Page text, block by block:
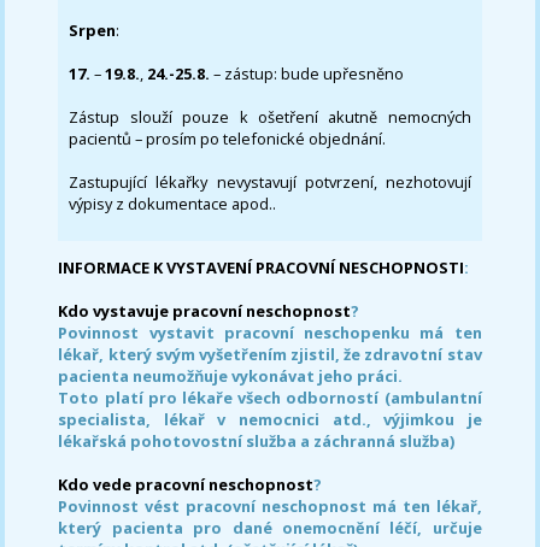
Srpen:
17. –19.8., 24.-25.8. – zástup: bude upřesněno
Zástup slouží pouze k ošetření akutně nemocných
pacientů – prosím po telefonické objednání.
Zastupující lékařky nevystavují potvrzení, nezhotovují
výpisy z dokumentace apod..
INFORMACE K VYSTAVENÍ PRACOVNÍ NESCHOPNOSTI:
Kdo vystavuje pracovní neschopnost?
Povinnost vystavit pracovní neschopenku má ten
lékař, který svým vyšetřením zjistil, že zdravotní stav
pacienta neumožňuje vykonávat jeho práci.
Toto platí pro lékaře všech odborností (ambulantní
specialista, lékař v nemocnici atd., výjimkou je
lékařská pohotovostní služba a záchranná služba)
Kdo vede pracovní neschopnost?
Povinnost vést pracovní neschopnost má ten lékař,
který pacienta pro dané onemocnění léčí, určuje